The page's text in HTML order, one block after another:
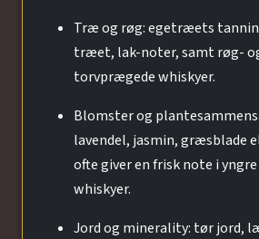
Træ og røg: egetræets
træet, lak-noter, samt røg-
torvprægede whiskyer.
Blomster og
lavendel, jasmin, græsblade
ofte giver en frisk note i
whiskyer.
Jord og minerality: tør jord,